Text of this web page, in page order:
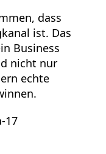
dass
ist. Das
Business
nicht nur
echte